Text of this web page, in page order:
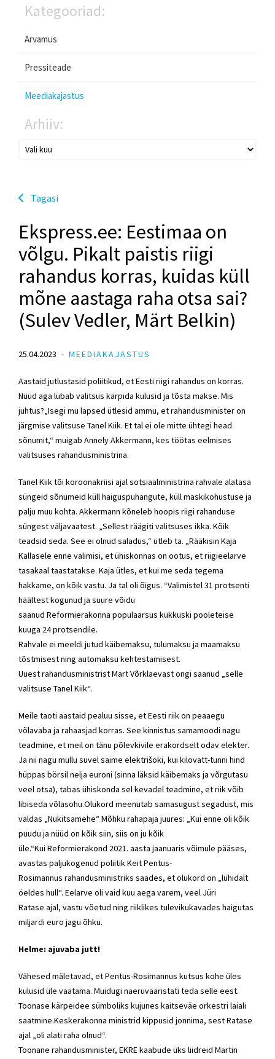
Kategooriad:
Arvamus
Pressiteade
Meediakajastus
Arhiiv:
Tagasi
Ekspress.ee: Eestimaa on
võlgu. Pikalt paistis riigi
rahandus korras, kuidas küll
mõne aastaga raha otsa sai?
(Sulev Vedler, Märt Belkin)
25.04.2023 MEEDIAKAJASTUS
Aastaid jutlustasid poliitikud, et Eesti riigi rahandus on korras.
Nüüd aga lubab valitsus kärpida kulusid ja tõsta makse. Mis
juhtus?„Isegi mu lapsed ütlesid ammu, etrahandusministeron
järgmise valitsuse Tanel Kiik. Et tal ei ole mitte ühtegi head
sõnumit,“ muigab Annely Akkermann, kes töötas eelmises
valitsuses rahandusministrina.
Tanel Kiik tõi koroonakriisi ajal sotsiaalministrina rahvale alatasa
süngeid sõnumeid küll haiguspuhangute, küll maskikohustuse ja
palju muu kohta. Akkermann kõneleb hoopis riigi rahanduse
süngest väljavaatest. „Sellest räägiti valitsuses ikka. Kõik
teadsid seda. See ei olnud saladus,“ ütleb ta. „Rääkisin Kaja
Kallasele enne valimisi, et ühiskonnas on ootus, et riigieelarve
tasakaal taastatakse. Kaja ütles, et kui me seda tegema
hakkame, on kõik vastu. Ja tal oli õigus. “Valimistel 31 protsenti
häältest kogunud ja suure võidu
saanud Reformierakonna populaarsus kukkuski pooleteise
kuuga 24 protsendile.
Rahvale ei meeldi jutud käibemaksu, tulumaksu ja maamaksu
tõstmisest ning automaksu kehtestamisest.
UuestrahandusministristMart Võrklaevastongi saanud „selle
valitsuse Tanel Kiik“.
Meile taoti aastaid pealuu sisse, et Eesti riik on peaaegu
võlavaba ja rahaasjad korras. See kinnistus samamoodi nagu
teadmine, et meil on tänu põlevkivile erakordselt odav elekter.
Ja nii nagu mullu suvel saime elektrišoki, kui kilovatt-tunni hind
hüppas börsil nelja euroni (sinna läksid käibemaks ja võrgutasu
veel otsa), tabas ühiskonda sel kevadel teadmine, et riik võib
libiseda võlasohu.Olukord meenutab samasugust segadust, mis
valdas „Nukitsamehe“ Mõhku rahapaja juures: „Kui enne oli kõik
puudu ja nüüd on kõik siin, siis on ju kõik
üle.“Kui Reformierakond 2021. aasta jaanuaris võimule pääses,
avastas paljukogenud poliitik Keit Pentus-
Rosimannus rahandusministriks saades, et olukord on „lühidalt
öeldes hull“. Eelarve oli vaid kuu aega varem, veel Jüri
Ratase ajal, vastu võetud ning riiklikes tulevikukavades haigutas
miljardi euro jagu õhku.
Helme: ajuvaba jutt!
Vähesed mäletavad, et Pentus-Rosimannus kutsus kohe üles
kulusid üle vaatama. Muidugi naeruvääristati teda selle eest.
Toonase kärpeidee sümboliks kujunes kaitseväe orkestri laiali
saatmine.Keskerakonna ministrid kippusid jonnima, sest Ratase
ajal „oli alati raha olnud“.
Toonane rahandusminister, EKREkaabude üks liidreid Martin